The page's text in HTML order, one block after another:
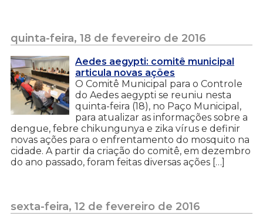
quinta-feira, 18 de fevereiro de 2016
Aedes aegypti: comitê municipal
articula novas ações
O Comitê Municipal para o Controle
do Aedes aegypti se reuniu nesta
quinta-feira (18), no Paço Municipal,
para atualizar as informações sobre a
dengue, febre chikungunya e zika vírus e definir
novas ações para o enfrentamento do mosquito na
cidade. A partir da criação do comitê, em dezembro
do ano passado, foram feitas diversas ações […]
sexta-feira, 12 de fevereiro de 2016